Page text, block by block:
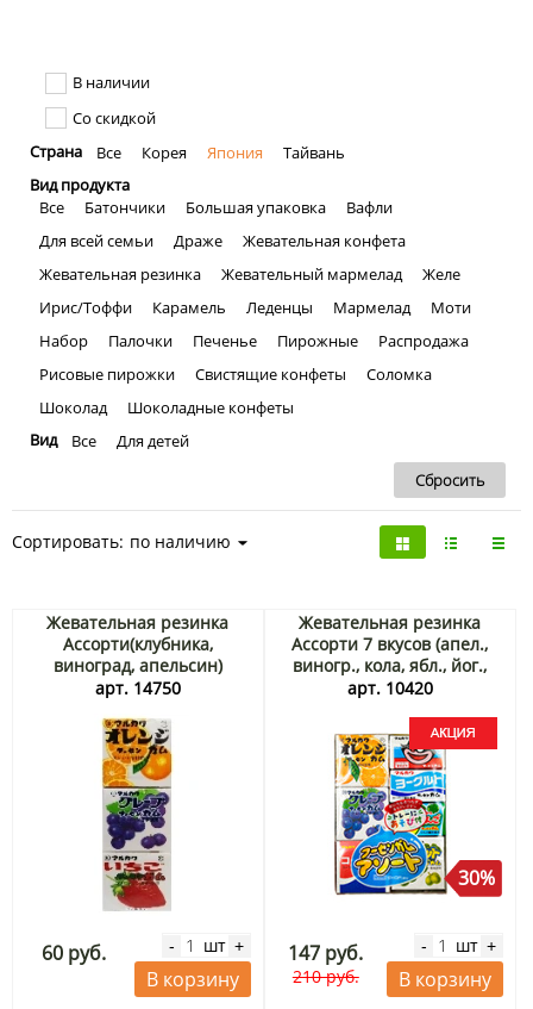
В наличии
Со скидкой
Страна
Все Корея Япония
Тайвань
Вид продукта
Все
Батончики Большая упаковка
Вафли
Для всей семьи
Драже
Жевательная конфета
Жевательная резинка
Жевательный мармелад
Желе
Ирис/Тоффи
Карамель Леденцы Мармелад
Моти
Набор
Палочки Печенье Пирожные
Распродажа
Рисовые пирожки
Свистящие конфеты
Соломка
Шоколад
Шоколадные конфеты
Вид
Все Для детей
Сортировать: по наличию
Жевательная резинка
Ассорти(клубника,
виноград, апельсин)
Marukawa, Япония 3 шт
арт. 14750
60 руб. - шт +
В корзину
Жевательная резинка
Ассорти 7 вкусов (апел.,
виногр., кола, ябл., йог.,
клуб., мускат) Marukawa,
арт. 10420
30%
147 руб.
210 руб.
- шт +
В корзину